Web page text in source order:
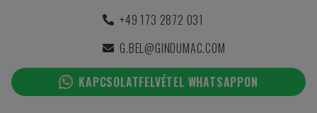
+49 173 2872 031
G.BEL@GINDUMAC.COM
KAPCSOLATFELVÉTEL WHATSAPPON